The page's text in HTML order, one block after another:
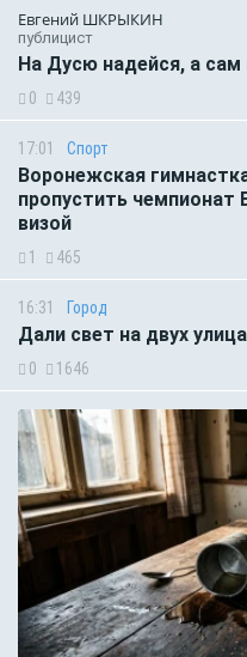
Евгений ШКРЫКИН
публицист
На Дусю надейся, а сам
0 439
17:01 Спорт
Воронежская
пропустить чемпионат
визой
1 465
16:31 Город
Дали свет на двух
0 1646